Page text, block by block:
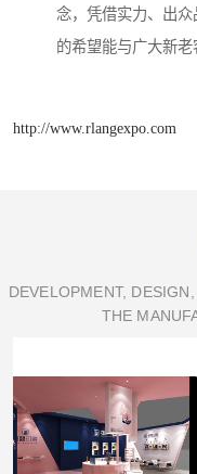
念，凭借实力、出
的希望能与广大新老
http://www.rlangexpo.com
DEVELOPMENT,
THE